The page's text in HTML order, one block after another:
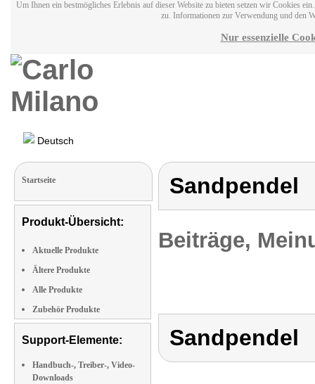
Um Ihnen ein bestmögliches Erlebnis auf dieser Website zu bieten setzen wir Cookies
zu. Informationen zur Verwendung und den
Nur essenzielle
Deutsch
Startseite
Produkt-Übersicht:
Aktuelle Produkte
Ältere Produkte
Alle Produkte
Zubehör Produkte
Support-Elemente:
Handbuch-, Treiber-, Video-
Downloads
Sandpendel
Beiträge,
Sandpendel